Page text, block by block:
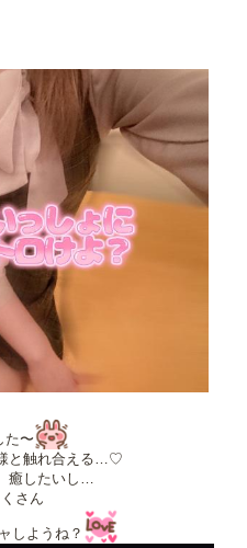
た〜
と触れ合える…♡
癒したいし…
さん
しようね？